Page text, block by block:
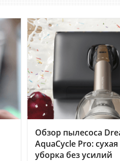
Обзор пылесоса
AquaCycle Pro:
уборка без усилий